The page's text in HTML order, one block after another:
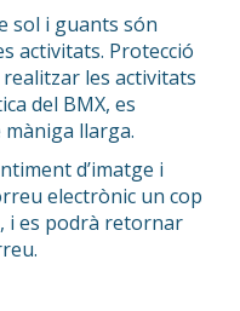
sol i guants són
activitats. Protecció
les activitats
del BMX, es
llarga.
d’imatge i
electrònic un cop
i es podrà retornar